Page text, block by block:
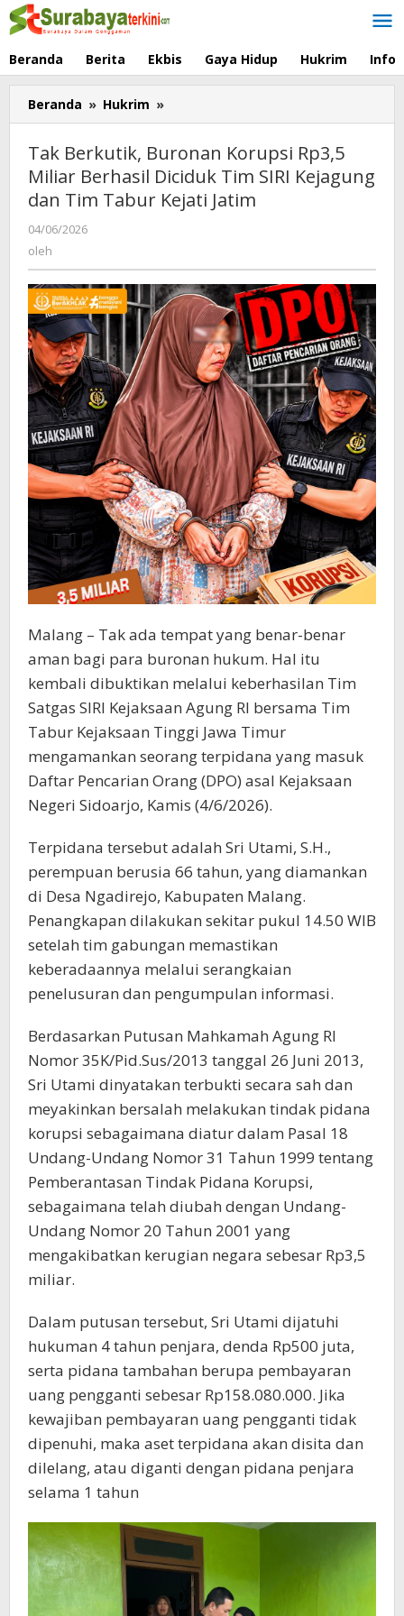
Lewati
ke
Beranda Berita Ekbis Gaya Hidup Hukrim Info
Beranda » Hukrim »
Berkutik,
Korupsi
Rp3,5
Miliar
SIRI
Kejagung
dan
Tim
Tabur
Kejati
Jatim
Tak Berkutik, Buronan Korupsi Rp3,5
Miliar Berhasil Diciduk Tim SIRI Kejagung
dan Tim Tabur Kejati Jatim
04/06/2026
oleh
Malang – Tak ada tempat yang benar-benar
aman bagi para buronan hukum. Hal itu
kembali dibuktikan melalui keberhasilan Tim
Satgas SIRI Kejaksaan Agung RI bersama Tim
Tabur Kejaksaan Tinggi Jawa Timur
mengamankan seorang terpidana yang masuk
Daftar Pencarian Orang (DPO) asal Kejaksaan
Negeri Sidoarjo, Kamis (4/6/2026).
Terpidana tersebut adalah Sri Utami, S.H.,
perempuan berusia 66 tahun, yang diamankan
di Desa Ngadirejo, Kabupaten Malang.
Penangkapan dilakukan sekitar pukul 14.50 WIB
setelah tim gabungan memastikan
keberadaannya melalui serangkaian
penelusuran dan pengumpulan informasi.
Berdasarkan Putusan Mahkamah Agung RI
Nomor 35K/Pid.Sus/2013 tanggal 26 Juni 2013,
Sri Utami dinyatakan terbukti secara sah dan
meyakinkan bersalah melakukan tindak pidana
korupsi sebagaimana diatur dalam Pasal 18
Undang-Undang Nomor 31 Tahun 1999 tentang
Pemberantasan Tindak Pidana Korupsi,
sebagaimana telah diubah dengan Undang-
Undang Nomor 20 Tahun 2001 yang
mengakibatkan kerugian negara sebesar Rp3,5
miliar.
Dalam putusan tersebut, Sri Utami dijatuhi
hukuman 4 tahun penjara, denda Rp500 juta,
serta pidana tambahan berupa pembayaran
uang pengganti sebesar Rp158.080.000. Jika
kewajiban pembayaran uang pengganti tidak
dipenuhi, maka aset terpidana akan disita dan
dilelang, atau diganti dengan pidana penjara
selama 1 tahun